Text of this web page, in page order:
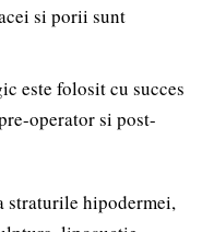
si porii sunt
este folosit cu succes
operator si post-
straturile hipodermei,